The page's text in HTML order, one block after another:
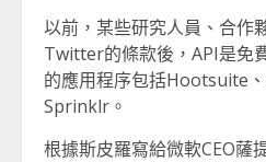
以前，某些研究人員、合作
Twitter的條款後，API是免
的應用程序包括Hootsuite
Sprinklr。
根據斯皮羅寫給微軟CEO薩